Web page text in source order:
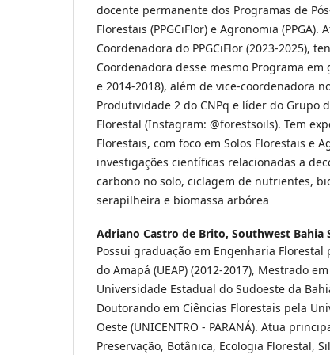
docente permanente dos Programas de
Florestais (PPGCiFlor) e Agronomia (PPGA).
Coordenadora do PPGCiFlor (2023-2025),
Coordenadora desse mesmo Programa em
e 2014-2018), além de vice-coordenadora
Produtividade 2 do CNPq e líder do Grupo
Florestal (Instagram: @forestsoils). Tem
Florestais, com foco em Solos Florestais e
investigações científicas relacionadas a
carbono no solo, ciclagem de nutrientes,
serapilheira e biomassa arbórea
Adriano Castro de Brito, Southwest Bahia
Possui graduação em Engenharia
do Amapá (UEAP) (2012-2017), Mestrado
Universidade Estadual do Sudoeste da
Doutorando em Ciências Florestais pela
Oeste (UNICENTRO - PARANÁ). Atua
Preservação, Botânica, Ecologia Florestal,